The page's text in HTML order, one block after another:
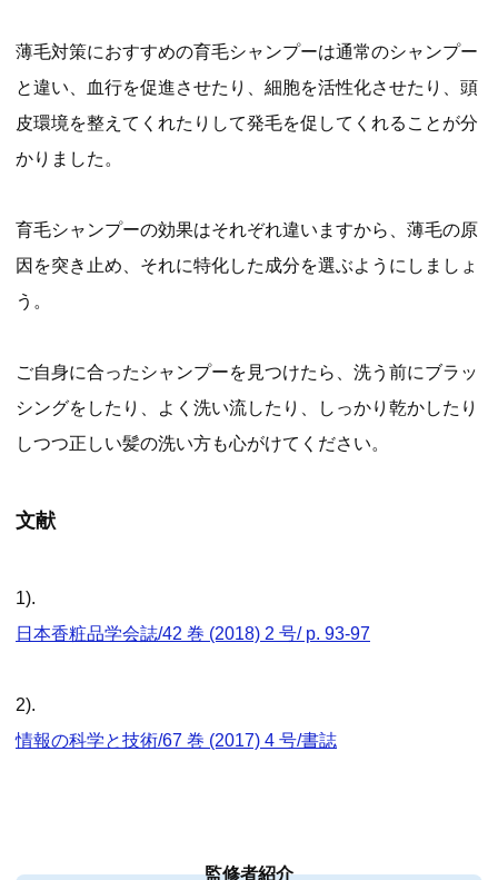
薄毛対策におすすめの育毛シャンプーは通常のシャンプー
と違い、血行を促進させたり、細胞を活性化させたり、頭
皮環境を整えてくれたりして発毛を促してくれることが分
かりました。
育毛シャンプーの効果はそれぞれ違いますから、薄毛の原
因を突き止め、それに特化した成分を選ぶようにしましょ
う。
ご自身に合ったシャンプーを見つけたら、洗う前にブラッ
シングをしたり、よく洗い流したり、しっかり乾かしたり
しつつ正しい髪の洗い方も心がけてください。
文献
1).
日本香粧品学会誌/42 巻 (2018) 2 号/ p. 93-97
2).
情報の科学と技術/67 巻 (2017) 4 号/書誌
監修者紹介